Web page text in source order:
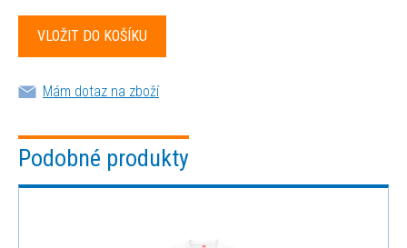
Mám dotaz na zboží
Podobné produkty